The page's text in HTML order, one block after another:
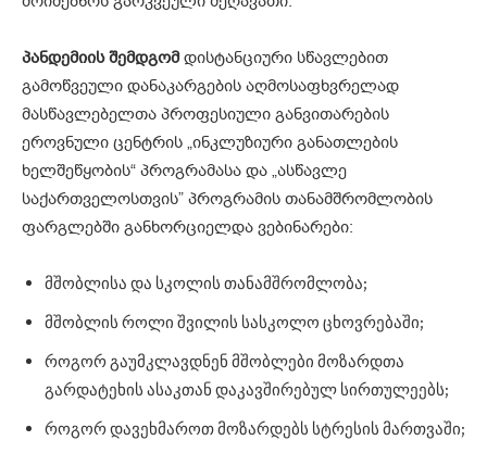
პანდემიის შემდგომ დისტანციური სწავლებით
გამოწვეული დანაკარგების აღმოსაფხვრელად
მასწავლებელთა პროფესიული განვითარების
ეროვნული ცენტრის „ინკლუზიური განათლების
ხელშეწყობის“ პროგრამასა და „ასწავლე
საქართველოსთვის” პროგრამის თანამშრომლობის
ფარგლებში განხორციელდა ვებინარები:
მშობლისა და სკოლის თანამშრომლობა;
მშობლის როლი შვილის სასკოლო ცხოვრებაში;
როგორ გაუმკლავდნენ მშობლები მოზარდთა
გარდატეხის ასაკთან დაკავშირებულ სირთულეებს;
როგორ დავეხმაროთ მოზარდებს სტრესის მართვაში;